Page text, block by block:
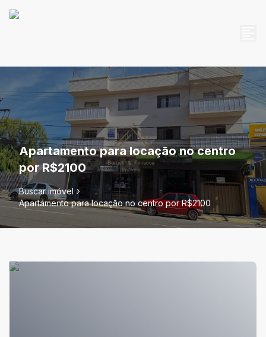
Apartamento para locação no centro
por R$2100
Buscar imóvel
Apartamento para locação no centro por R$2100